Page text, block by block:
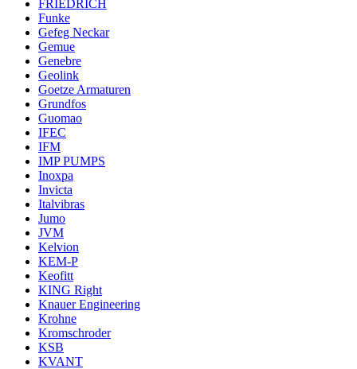
FRIEDRICH
Funke
Gefeg Neckar
Gemue
Genebre
Geolink
Goetze Armaturen
Grundfos
Guomao
IFEC
IFM
IMP PUMPS
Inoxpa
Invicta
Italvibras
Jumo
JVM
Kelvion
KEM-P
Keofitt
KING Right
Knauer Engineering
Krohne
Kromschroder
KSB
KVANT